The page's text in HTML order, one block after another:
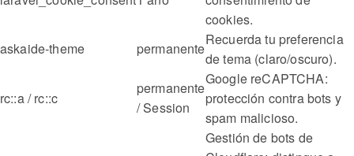
cookies.
askaide-theme
permanente
Recuerda tu preferencia
de tema (claro/oscuro).
rc::a / rc::c
permanente
/ Session
Google reCAPTCHA:
protección contra bots y
spam malicioso.
Gestión de bots de